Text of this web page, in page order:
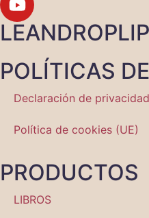
POLÍTICAS
Declaración de
Política de cookies (UE)
PRODUCTOS
LIBROS